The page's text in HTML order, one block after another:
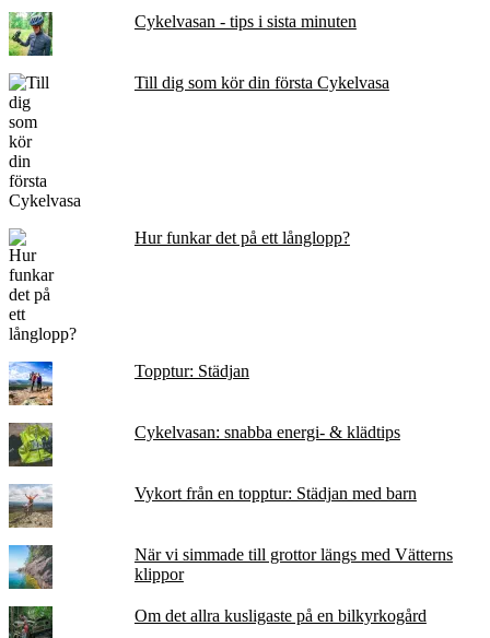
Cykelvasan - tips i sista minuten
Till dig som kör din första Cykelvasa
Hur funkar det på ett långlopp?
Topptur: Städjan
Cykelvasan: snabba energi- & klädtips
Vykort från en topptur: Städjan med barn
När vi simmade till grottor längs med Vätterns
klippor
Om det allra kusligaste på en bilkyrkogård